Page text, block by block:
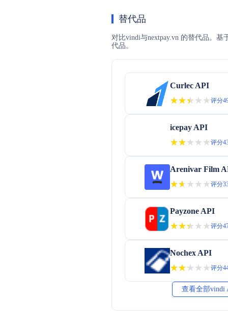
替代品
对比vindi与nextpay.vn 的替代品。
代品。
Curlec API
★★★★★
★★★★★评分
icepay API
★★★★★
★★★★★评分
Arenivar Film
★★★★★
★★★★★评分
Payzone API
★★★★★
★★★★★评分
Nochex API
★★★★★
★★★★★评分
查看全部vindi